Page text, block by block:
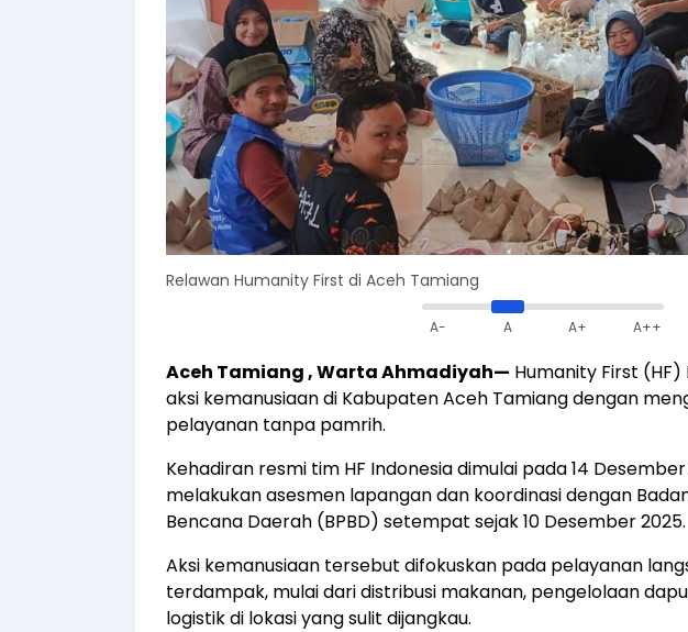
Relawan Humanity First di Aceh Tamiang
A- A A+ A++
Aceh Tamiang , Warta Ahmadiyah— Humanity First
aksi kemanusiaan di Kabupaten Aceh Tamiang dengan
pelayanan tanpa pamrih.
Kehadiran resmi tim HF Indonesia dimulai pada 14
melakukan asesmen lapangan dan koordinasi dengan
Bencana Daerah (BPBD) setempat sejak 10 Desember 2025.
Aksi kemanusiaan tersebut difokuskan pada pelayanan
terdampak, mulai dari distribusi makanan, pengelolaan
logistik di lokasi yang sulit dijangkau.